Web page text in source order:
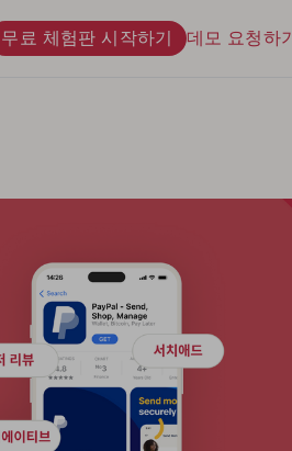
무료 체험판 시작하기 데모 요청하기